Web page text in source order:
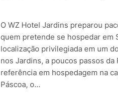
O WZ Hotel Jardins preparou
quem pretende se hospedar em
localização privilegiada em um
nos Jardins, a poucos passos da
referência em hospedagem na
Páscoa, o…